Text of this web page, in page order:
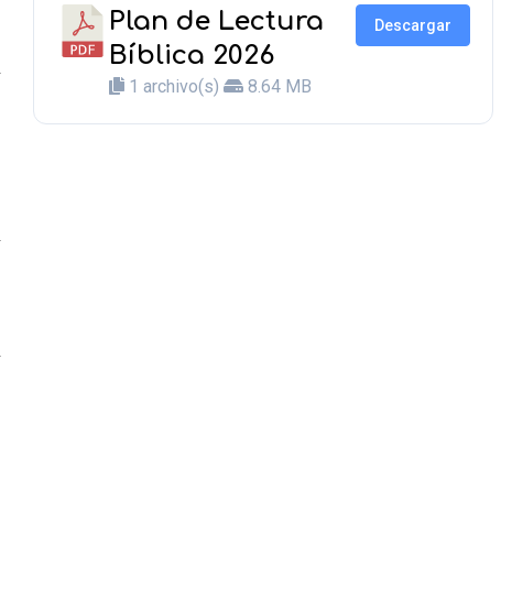
Plan de Lectura
Bíblica 2026
1 archivo(s) 8.64 MB
Descargar